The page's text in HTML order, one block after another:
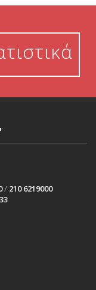
/ 210 6219000